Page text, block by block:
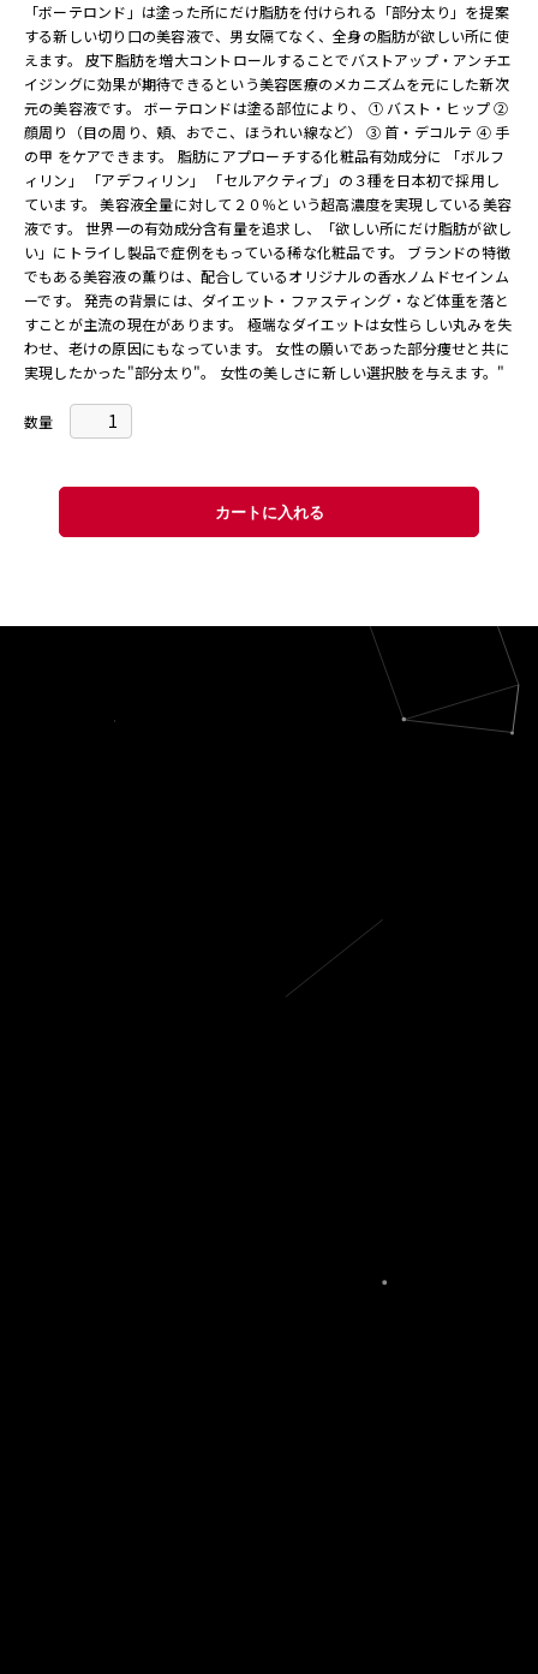
「ボーテロンド」は塗った所にだけ脂肪を付けられる「部分太り」を提案
する新しい切り口の美容液で、男女隔てなく、全身の脂肪が欲しい所に使
えます。 皮下脂肪を増大コントロールすることでバストアップ・アンチエ
イジングに効果が期待できるという美容医療のメカニズムを元にした新次
元の美容液です。 ボーテロンドは塗る部位により、 ① バスト・ヒップ ②
顔周り（目の周り、頬、おでこ、ほうれい線など） ③ 首・デコルテ ④ 手
の甲 をケアできます。 脂肪にアプローチする化粧品有効成分に 「ボルフ
ィリン」 「アデフィリン」 「セルアクティブ」の３種を日本初で採用し
ています。 美容液全量に対して２０％という超高濃度を実現している美容
液です。 世界一の有効成分含有量を追求し、「欲しい所にだけ脂肪が欲し
い」にトライし製品で症例をもっている稀な化粧品です。 ブランドの特徴
でもある美容液の薫りは、配合しているオリジナルの香水ノムドセインム
ーです。 発売の背景には、ダイエット・ファスティング・など体重を落と
すことが主流の現在があります。 極端なダイエットは女性らしい丸みを失
わせ、老けの原因にもなっています。 女性の願いであった部分痩せと共に
実現したかった"部分太り"。 女性の美しさに新しい選択肢を与えます。"
数量
カートに入れる